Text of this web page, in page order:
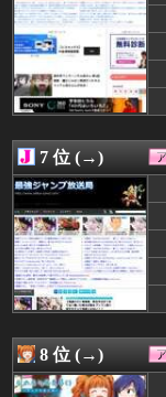
08/08 18:17
08/08 18:05
08/08 18:05
08/08 18:04
08/08 18:02
08/08 18:02
08/08 18:00
08/08 18:00
08/08 18:00
08/08 17:30
08/08 17:29
08/08 17:28
08/08 17:18
08/08 17:10
08/08 17:05
08/08 16:45
08/08 16:19
08/08 16:10
7 位 (→)
8 位 (→)